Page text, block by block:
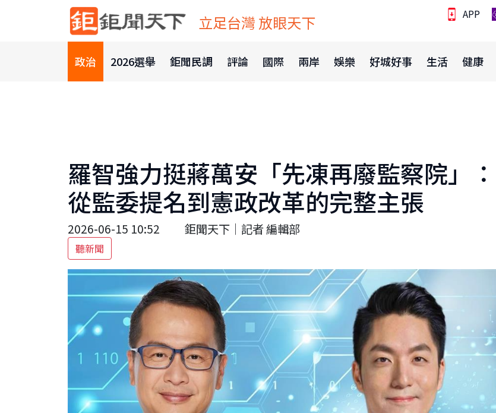
立足台灣 放眼天下 APP
政治 2026選舉 鉅聞民調 評論 國際 兩岸 娛樂 好城好事 生活 健康
羅智強力挺蔣萬安「先凍再廢監察院」：
從監委提名到憲政改革的完整主張
2026-06-15 10:52 鉅聞天下｜記者 編輯部
聽新聞